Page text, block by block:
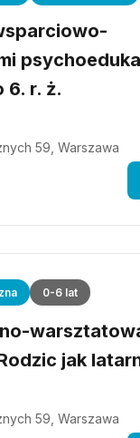
6. r. ż.
59, Warszawa
0-6 lat
jak
59, Warszawa